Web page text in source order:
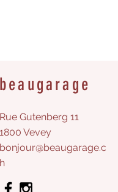
beaugarage
Rue Gutenberg 11
1800 Vevey
bonjour@beaugarage.c
h